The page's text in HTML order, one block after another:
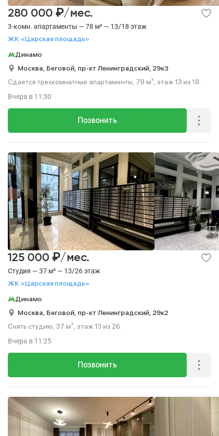
3-комн. апартаменты — 78 м² — 13/18 этаж
ЖК «Царская площадь»
280 000 ₽/мес.
Динамо
Москва, Беговой, пр-кт Ленинградский, 29к3
Сдается трехкомнатные апартаменты, 78 м², этаж 13 из 18.
Позвонить
Вчера в 11:30
Студия — 37 м² — 13/26 этаж
ЖК «Царская площадь»
125 000 ₽/мес.
Динамо
Москва, Беговой, пр-кт Ленинградский, 29к2
Снять студию, 37 м², этаж 13 из 26.
Позвонить
Вчера в 11:25